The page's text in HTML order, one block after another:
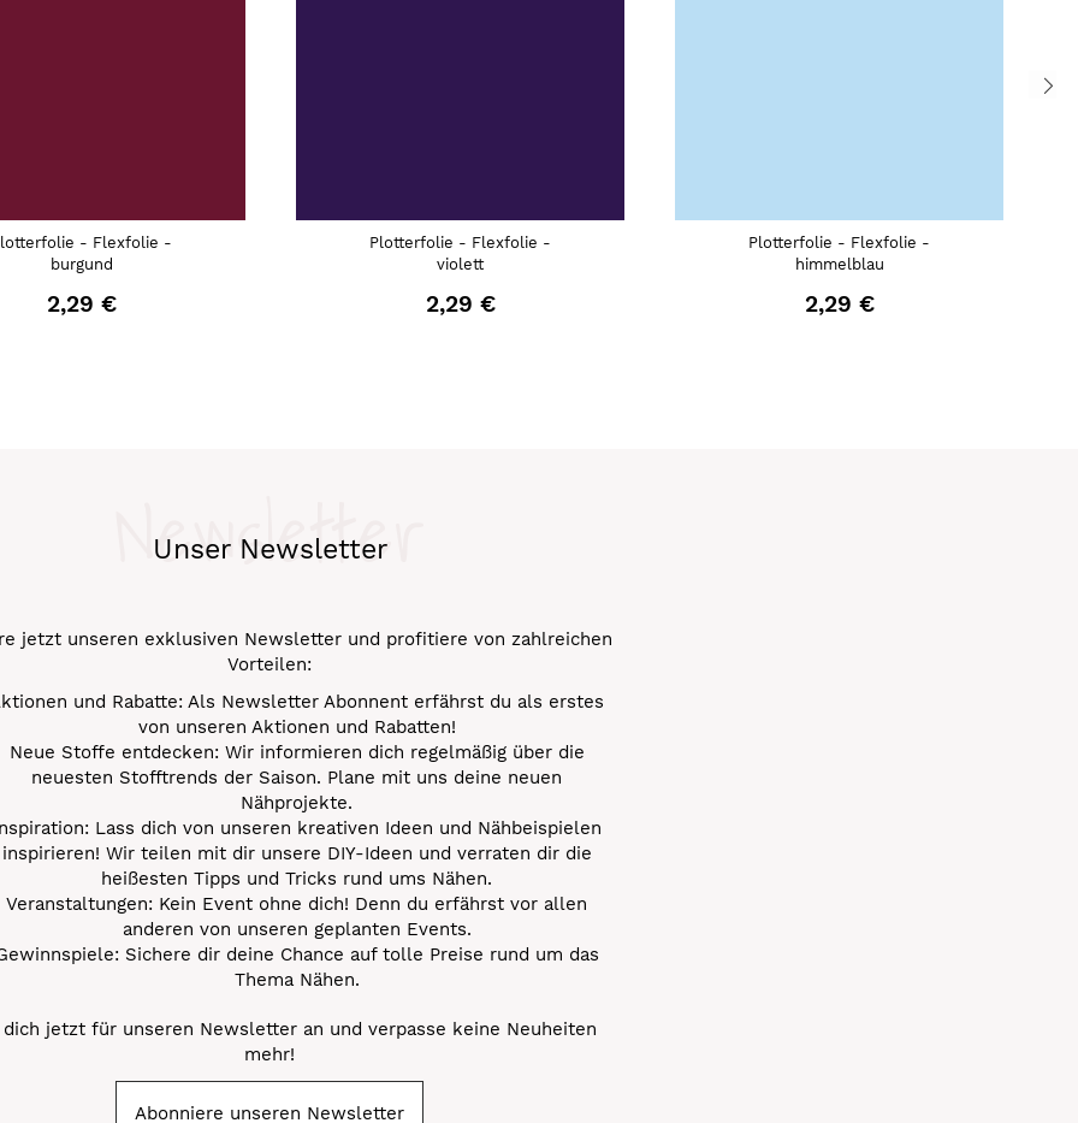
- Flexfolie -
burgund
2,29 €
Plotterfolie - Flexfolie -
violett
2,29 €
Plotterfolie - Flexfolie -
himmelblau
2,29 €
Unser Newsletter
Newsletter
jetzt unseren exklusiven Newsletter und profitiere von zahlreichen
Vorteilen:
und Rabatte: Als Newsletter Abonnent erfährst du als erstes
von unseren Aktionen und Rabatten!
Neue Stoffe entdecken: Wir informieren dich regelmäßig über die
neuesten Stofftrends der Saison. Plane mit uns deine neuen
Nähprojekte.
Lass dich von unseren kreativen Ideen und Nähbeispielen
inspirieren! Wir teilen mit dir unsere DIY-Ideen und verraten dir die
heißesten Tipps und Tricks rund ums Nähen.
Veranstaltungen: Kein Event ohne dich! Denn du erfährst vor allen
anderen von unseren geplanten Events.
Sichere dir deine Chance auf tolle Preise rund um das
Thema Nähen.
dich jetzt für unseren Newsletter an und verpasse keine Neuheiten
mehr!
Abonniere unseren Newsletter